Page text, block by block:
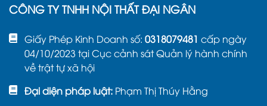
CÔNG TY TNHH NỘI THẤT ĐẠI NGÂN
Giấy Phép Kinh Doanh số: 0318079481 cấp ngày
04/10/2023 tại Cục cảnh sát Quản lý hành chính
về trật tự xã hội
Đại diện pháp luật: Phạm Thị Thúy Hằng